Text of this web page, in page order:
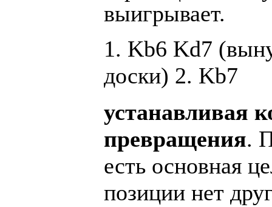
выигрывает.
1. Kb6 Kd7
доски) 2. Kb7
устанавливая
превращения.
есть основная
позиции нет